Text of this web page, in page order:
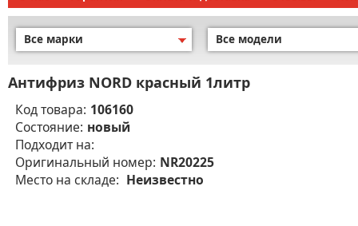
Все марки Все модели
Антифриз NORD красный 1литр
Код товара: 106160
Состояние: новый
Подходит на:
Оригинальный номер: NR20225
Место на складе: Неизвестно